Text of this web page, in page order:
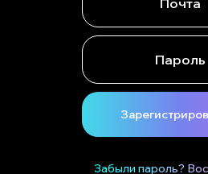
Забыли пароль?